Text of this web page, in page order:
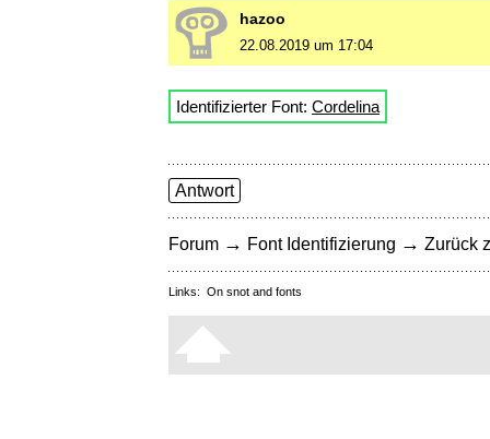
hazoo
22.08.2019 um 17:04
Identifizierter Font: Cordelina
Antwort
Forum → Font Identifizierung → Zurück
Links: On snot and fonts